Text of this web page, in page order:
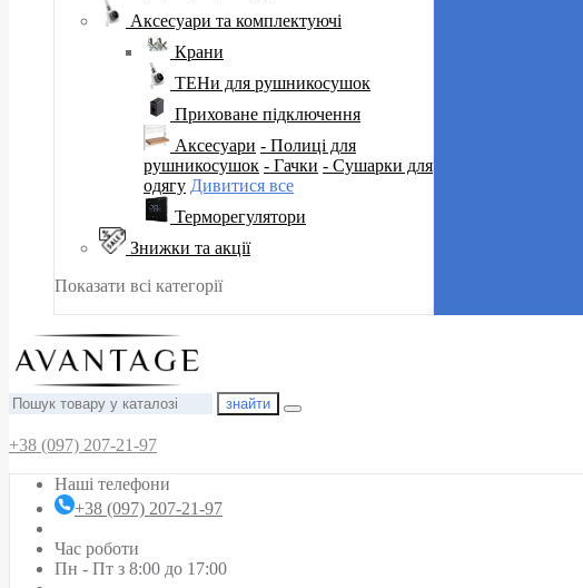
Аксесуари та комплектуючі
Крани
ТЕНи для рушникосушок
Приховане підключення
Аксесуари - Полиці для
рушникосушок - Гачки - Сушарки для
одягу Дивитися все
Терморегулятори
Знижки та акції
Показати всі категорії
знайти
+38 (097) 207-21-97
Наші телефони
+38 (097) 207-21-97
Час роботи
Пн - Пт з 8:00 до 17:00